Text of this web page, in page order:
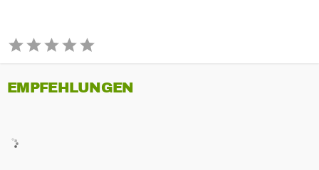
EMPFEHLUNGEN